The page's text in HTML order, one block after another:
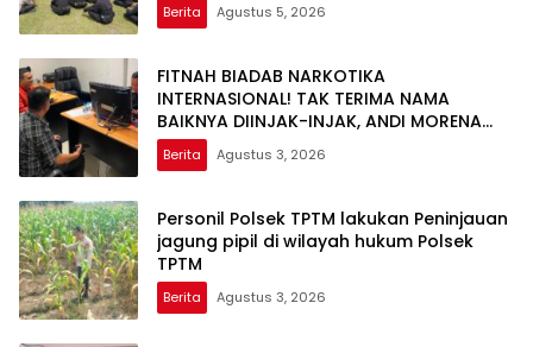
Berita Agustus 5, 2026
FITNAH BIADAB NARKOTIKA
INTERNASIONAL! TAK TERIMA NAMA
BAIKNYA DIINJAK-INJAK, ANDI MORENA
DECLARE WAR: SIAP Bantai DAN SERET
AKUN PEMBUNUH KARAKTER KE PENJARA
Berita Agustus 3, 2026
Personil Polsek TPTM lakukan Peninjauan
jagung pipil di wilayah hukum Polsek
TPTM
Berita Agustus 3, 2026